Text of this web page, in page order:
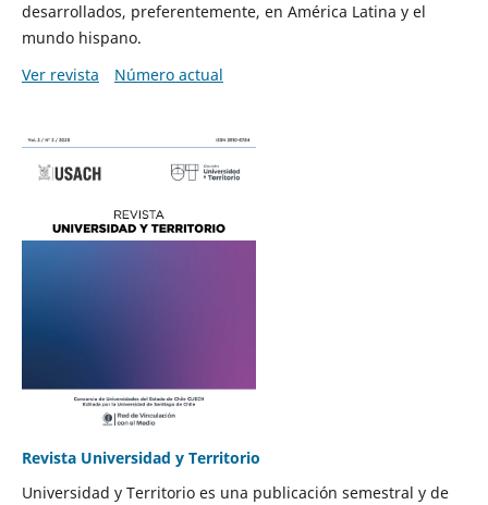
desarrollados, preferentemente, en América Latina y el
mundo hispano.
Ver revista
Número actual
Revista Universidad y Territorio
Universidad y Territorio es una publicación semestral y de